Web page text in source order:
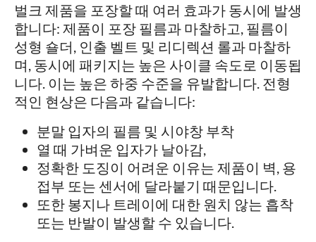
벌크 제품을 포장할 때 여러 효과가 동시에 발생
합니다: 제품이 포장 필름과 마찰하고, 필름이
성형 숄더, 인출 벨트 및 리디렉션 롤과 마찰하
며, 동시에 패키지는 높은 사이클 속도로 이동됩
니다. 이는 높은 하중 수준을 유발합니다. 전형
적인 현상은 다음과 같습니다:
분말 입자의 필름 및 시야창 부착
열 때 가벼운 입자가 날아감,
정확한 도징이 어려운 이유는 제품이 벽, 용
접부 또는 센서에 달라붙기 때문입니다.
또한 봉지나 트레이에 대한 원치 않는 흡착
또는 반발이 발생할 수 있습니다.